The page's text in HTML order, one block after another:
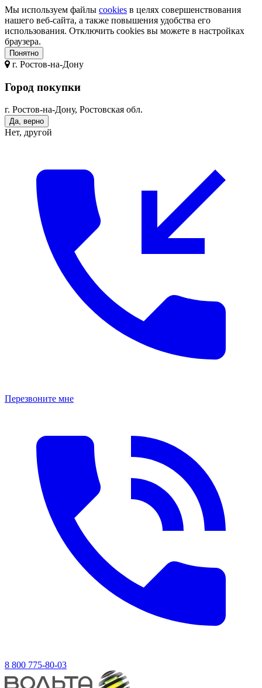
Мы используем файлы cookies в целях совершенствования
нашего веб-сайта, а также повышения удобства его
использования. Отключить cookies вы можете в настройках
браузера.
Понятно
г. Ростов-на-Дону
Город покупки
г. Ростов-на-Дону, Ростовская обл.
Да, верно
Нет, другой
Перезвоните мне
8 800 775-80-03